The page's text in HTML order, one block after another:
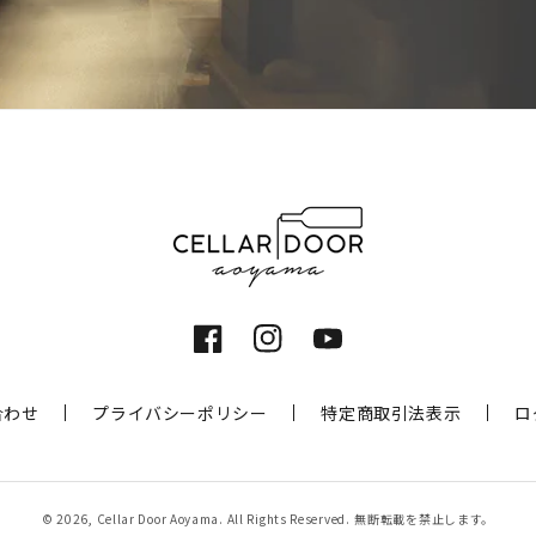
FacebookInstagramYouTube
せ プライバシーポリシー 特定商取引法表示
© 2026, Cellar Door Aoyama . All Rights Reserved. 無断転載を禁止します。